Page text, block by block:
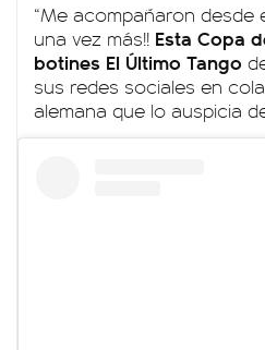
“Me acompañaron desde
una vez más!! Esta Copa
botines El Último Tango
sus redes sociales en
alemana que lo auspicia